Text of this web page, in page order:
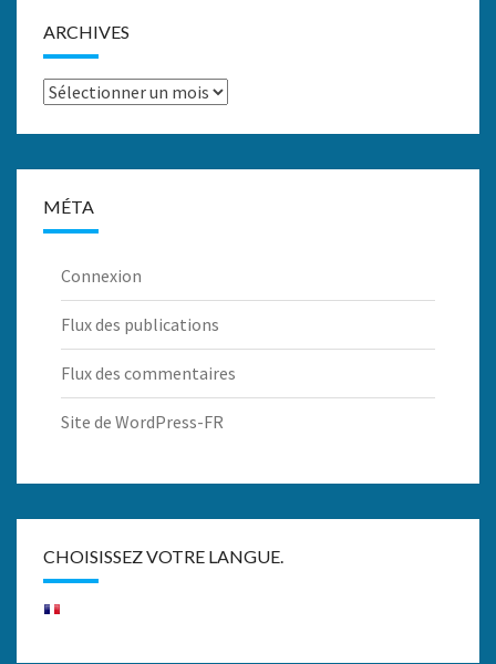
ARCHIVES
Archives
MÉTA
Connexion
Flux des publications
Flux des commentaires
Site de WordPress-FR
CHOISISSEZ VOTRE LANGUE.